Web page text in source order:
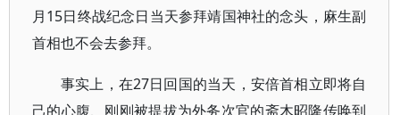
月15日终战纪念日当天参拜靖国神社的念头，麻生副
首相也不会去参拜。
事实上，在27日回国的当天，安倍首相立即将自
己的心腹、刚刚被提拔为外务次官的斋木昭隆传唤到